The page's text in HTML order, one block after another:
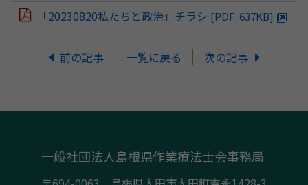
「20230820私たちと政治」チラシ [PDF: 637KB]
前の記事 一覧に戻る 次の記事
一般社団法人島根県作業療法士会事務局